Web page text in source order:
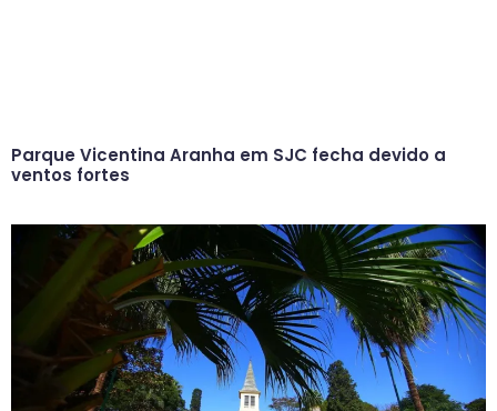
Parque Vicentina Aranha em SJC fecha devido a
ventos fortes